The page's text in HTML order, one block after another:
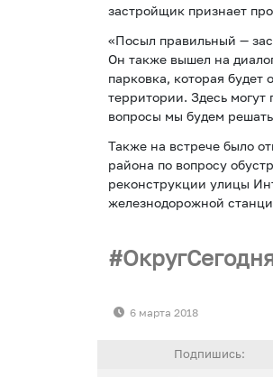
застройщик признает
«Посыл правильный —
Он также вышел на
парковка, которая
территории. Здесь
вопросы мы будем
Также на встрече было
района по вопросу
реконструкции улицы
железнодорожной
6 марта 2018